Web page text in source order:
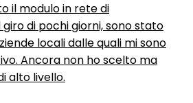
il modulo in rete di
di pochi giorni, sono stato
locali dalle quali mi sono
Ancora non ho scelto ma
alto livello.